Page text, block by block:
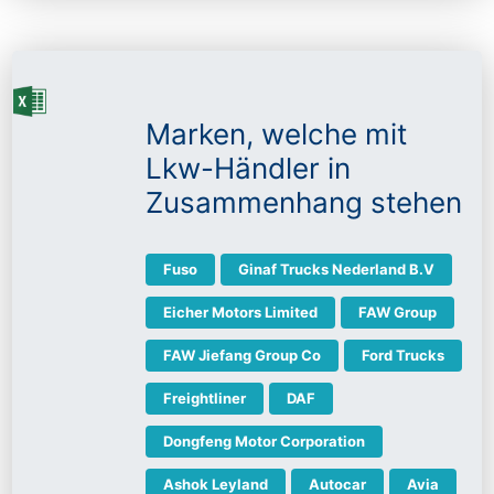
Marken, welche mit
Lkw-Händler in
Zusammenhang stehen
Fuso Ginaf Trucks Nederland B.V
Eicher Motors Limited FAW Group
FAW Jiefang Group Co Ford Trucks
Freightliner DAF
Dongfeng Motor Corporation
Ashok Leyland Autocar Avia